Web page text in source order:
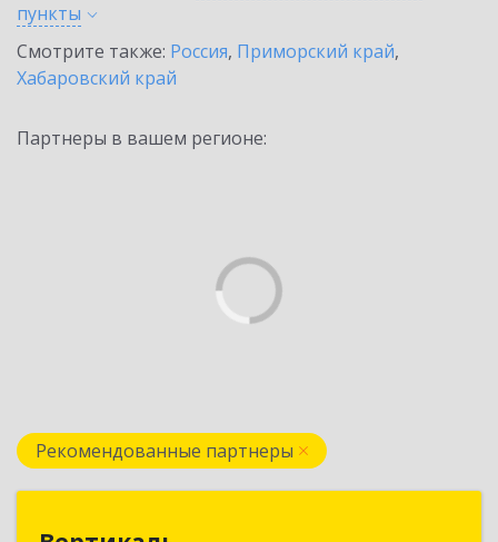
пункты
Смотрите также: Россия, Приморский край,
Хабаровский край
Партнеры в вашем регионе:
Рекомендованные партнеры